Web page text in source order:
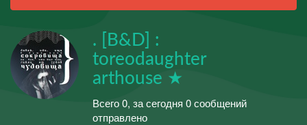
. [B&D] :
toreodaughter
arthouse ★
Всего 0, за сегодня 0 сообщений
отправлено